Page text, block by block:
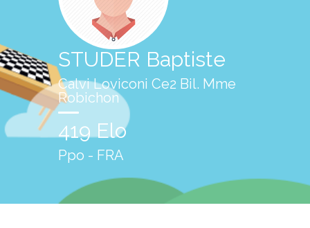
STUDER Baptiste
Calvi Loviconi Ce2 Bil. Mme
Robichon
419 Elo
Ppo - FRA